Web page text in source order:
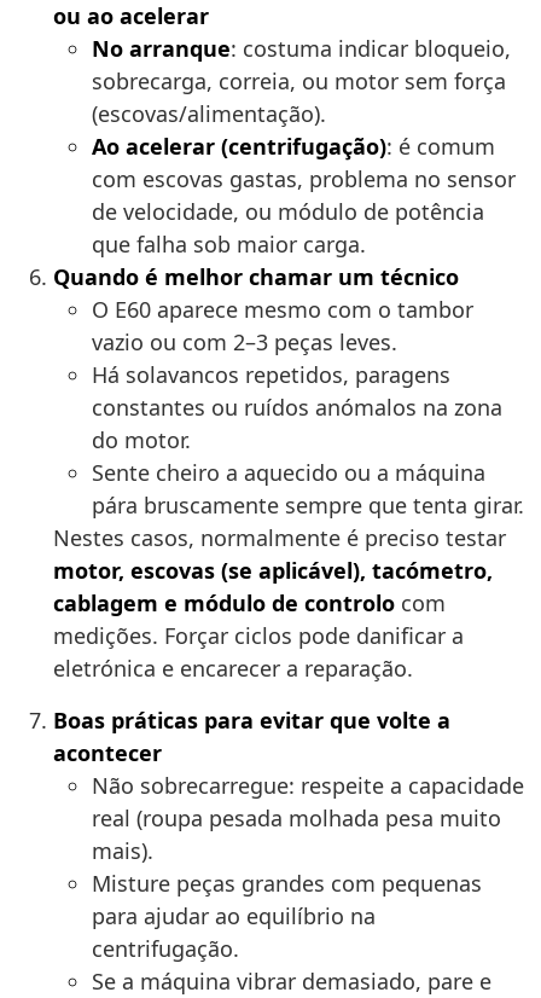
ou ao acelerar
No arranque: costuma indicar bloqueio,
sobrecarga, correia, ou motor sem força
(escovas/alimentação).
Ao acelerar (centrifugação): é comum
com escovas gastas, problema no sensor
de velocidade, ou módulo de potência
que falha sob maior carga.
Quando é melhor chamar um técnico
O E60 aparece mesmo com o tambor
vazio ou com 2–3 peças leves.
Há solavancos repetidos, paragens
constantes ou ruídos anómalos na zona
do motor.
Sente cheiro a aquecido ou a máquina
pára bruscamente sempre que tenta girar.
Nestes casos, normalmente é preciso testar
motor, escovas (se aplicável), tacómetro,
cablagem e módulo de controlo com
medições. Forçar ciclos pode danificar a
eletrónica e encarecer a reparação.
Boas práticas para evitar que volte a
acontecer
Não sobrecarregue: respeite a capacidade
real (roupa pesada molhada pesa muito
mais).
Misture peças grandes com pequenas
para ajudar ao equilíbrio na
centrifugação.
Se a máquina vibrar demasiado, pare e